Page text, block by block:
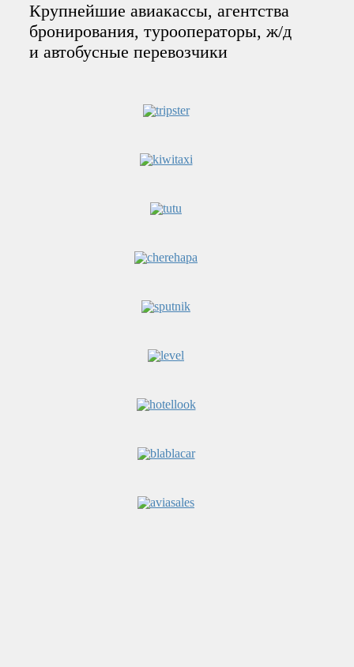
Крупнейшие авиакассы, агентства
бронирования, турооператоры, ж/д
и автобусные перевозчики